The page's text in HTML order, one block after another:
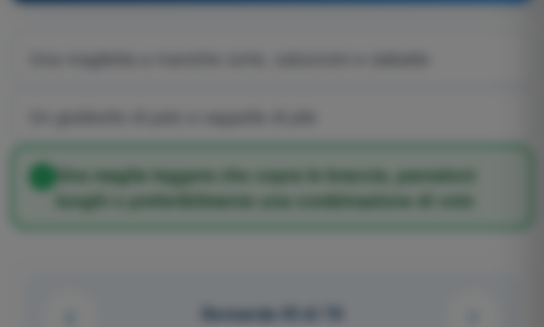
Una maglia leggera che copra le braccia, pantaloni
lunghi o preferibilmente una combinazione di volo
Domanda 45 di 76